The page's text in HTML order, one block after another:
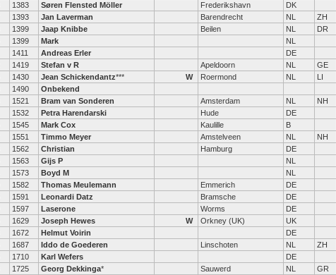
1383 Søren Flensted Möller Frederikshavn
DK
1393 Jan Laverman Barendrecht NL
ZH
1399 Jaap Knibbe Beilen NL
DR
1399 Mark
NL
1411 Andreas Erler
DE
1419 Stefan v R Apeldoorn NL
GE
1430 Jean Schickendantz*** W Roermond NL
LI
1490
Onbekend
1521 Bram van Sonderen Amsterdam NL
NH
1532 Petra Harendarski Hude
DE
1545 Mark Cox Kaulille
B
1551 Timmo Meyer Amstelveen NL
NH
1562 Christian Hamburg
DE
1563 Gijs P
NL
1573 Boyd M
NL
1582 Thomas Meulemann Emmerich
DE
1591 Leonardi Datz Bramsche
DE
1597 Laserone Worms
DE
1629 Joseph Hewes W Orkney (UK)
UK
1672 Helmut Voirin
DE
1687 Iddo de Goederen Linschoten NL
ZH
1710 Karl Wefers
DE
1725 Georg Dekkinga* Sauwerd NL
GR